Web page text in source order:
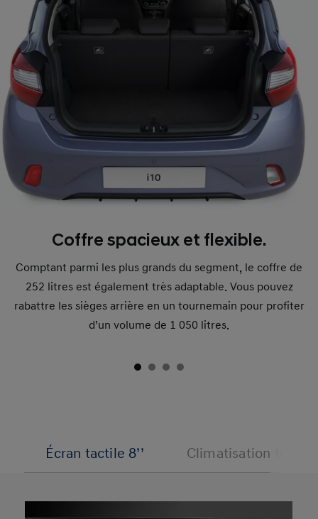
Coffre spacieux et flexible.
Comptant parmi les plus grands du segment, le coffre de
252 litres est également très adaptable. Vous pouvez
rabattre les sièges arrière en un tournemain pour profiter
d’un volume de 1 050 litres.
Écran tactile 8’’ Climatisation tout